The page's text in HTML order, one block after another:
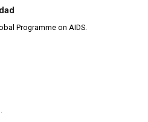
Programme on AIDS.